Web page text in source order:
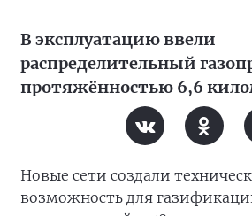
В эксплуатацию ввели
распределительный
протяжённостью 6,6
Новые сети создали
возможность для